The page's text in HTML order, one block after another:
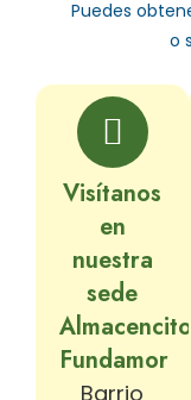
Puedes
o
Visítanos
en
nuestra
sede
Almacencito
Fundamor
Barrio